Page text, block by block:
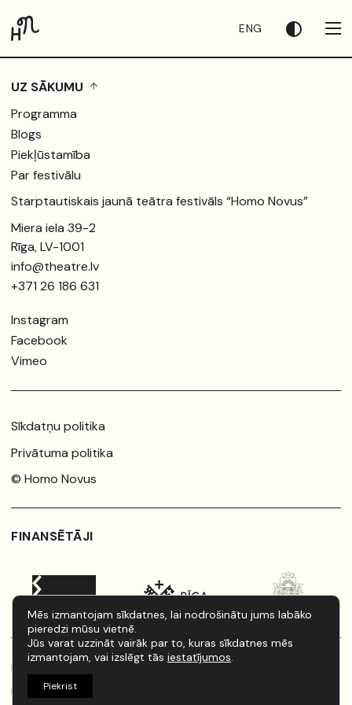
ENG
UZ SĀKUMU
Programma
Blogs
Piekļūstamība
Par festivālu
Starptautiskais jaunā teātra festivāls “Homo Novus”
Miera iela 39-2
Rīga, LV-1001
info@theatre.lv
+371 26 186 631
Instagram
Facebook
Vimeo
Sīkdatņu politika
Privātuma politika
© Homo Novus
FINANSĒTĀJI
Rīkotājs:
Latvijas Jaunā teātra institūts
Izstrāde:artistaurins.lv
Mēs izmantojam sīkdatnes, lai nodrošinātu jums labāko
pieredzi mūsu vietnē.
Jūs varat uzzināt vairāk par to, kuras sīkdatnes mēs
izmantojam, vai izslēgt tās iestatījumos.
Piekrist